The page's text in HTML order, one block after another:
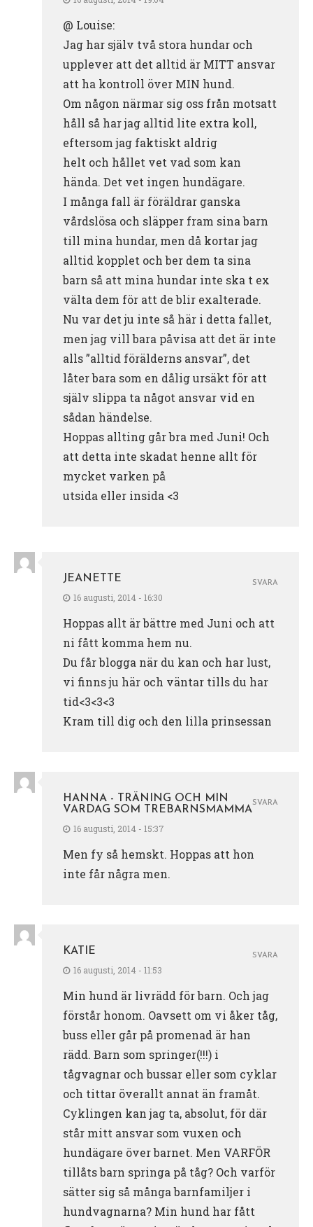
@ Louise:
Jag har själv två stora hundar och
upplever att det alltid är MITT ansvar
att ha kontroll över MIN hund.
Om någon närmar sig oss från motsatt
håll så har jag alltid lite extra koll,
eftersom jag faktiskt aldrig
helt och hållet vet vad som kan
hända. Det vet ingen hundägare.
I många fall är föräldrar ganska
vårdslösa och släpper fram sina barn
till mina hundar, men då kortar jag
alltid kopplet och ber dem ta sina
barn så att mina hundar inte ska t ex
välta dem för att de blir exalterade.
Nu var det ju inte så här i detta fallet,
men jag vill bara påvisa att det är inte
alls ”alltid förälderns ansvar”, det
låter bara som en dålig ursäkt för att
själv slippa ta något ansvar vid en
sådan händelse.
Hoppas allting går bra med Juni! Och
att detta inte skadat henne allt för
mycket varken på
utsida eller insida <3
JEANETTE
16 augusti, 2014 - 16:30
Hoppas allt är bättre med Juni och att
ni fått komma hem nu.
Du får blogga när du kan och har lust,
vi finns ju här och väntar tills du har
tid<3<3<3
Kram till dig och den lilla prinsessan
SVARA
HANNA - TRÄNING OCH MIN
VARDAG SOM TREBARNSMAMMA
16 augusti, 2014 - 15:37
Men fy så hemskt. Hoppas att hon
inte får några men.
SVARA
KATIE
16 augusti, 2014 - 11:53
Min hund är livrädd för barn. Och jag
förstår honom. Oavsett om vi åker tåg,
buss eller går på promenad är han
rädd. Barn som springer(!!!) i
tågvagnar och bussar eller som cyklar
och tittar överallt annat än framåt.
Cyklingen kan jag ta, absolut, för där
står mitt ansvar som vuxen och
hundägare över barnet. Men VARFÖR
tillåts barn springa på tåg? Och varför
sätter sig så många barnfamiljer i
hundvagnarna? Min hund har fått
SVARA